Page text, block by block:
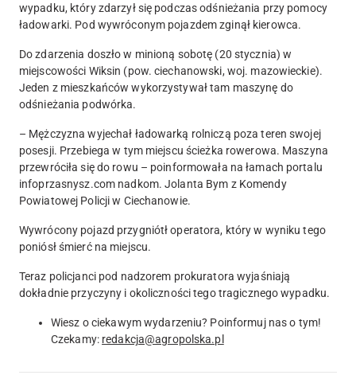
wypadku, który zdarzył się podczas odśnieżania przy pomocy
ładowarki. Pod wywróconym pojazdem zginął kierowca.
Do zdarzenia doszło w minioną sobotę (20 stycznia) w
miejscowości Wiksin (pow. ciechanowski, woj. mazowieckie).
Jeden z mieszkańców wykorzystywał tam maszynę do
odśnieżania podwórka.
– Mężczyzna wyjechał ładowarką rolniczą poza teren swojej
posesji. Przebiega w tym miejscu ścieżka rowerowa. Maszyna
przewróciła się do rowu – poinformowała na łamach portalu
infoprzasnysz.com nadkom. Jolanta Bym z Komendy
Powiatowej Policji w Ciechanowie.
Wywrócony pojazd przygniótł operatora, który w wyniku tego
poniósł śmierć na miejscu.
Teraz policjanci pod nadzorem prokuratora wyjaśniają
dokładnie przyczyny i okoliczności tego tragicznego wypadku.
Wiesz o ciekawym wydarzeniu? Poinformuj nas o tym!
Czekamy: redakcja@agropolska.pl